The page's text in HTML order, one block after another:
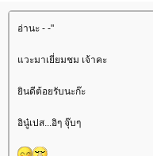
อ่านะ - -"
แวะมาเยี่ยมชม เจ้าคะ
ยินดีต้อยรับนะก๊ะ
อินู๋เปส...อิๆ จุ๊บๆ